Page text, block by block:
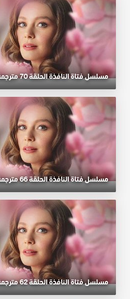
مسلسل فتاة النافذة الحلقة 70 مترجمة HD
مسلسل فتاة النافذة الحلقة 66 مترجمة HD
مسلسل فتاة النافذة الحلقة 62 مترجمة HD